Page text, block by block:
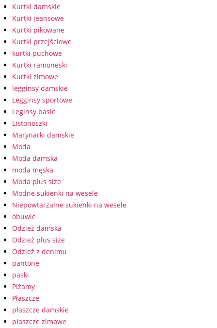
Kurtki damskie
Kurtki jeansowe
Kurtki pikowane
Kurtki przejściowe
kurtki puchowe
Kurtki ramoneski
Kurtki zimowe
legginsy damskie
Legginsy sportowe
Leginsy basic
Listonoszki
Marynarki damskie
Moda
Moda damska
moda męska
Moda plus size
Modne sukienki na wesele
Niepowtarzalne sukienki na wesele
obuwie
Odzież damska
Odzież plus size
Odzież z denimu
pantone
paski
Piżamy
Płaszcze
płaszcze damskie
płaszcze zimowe